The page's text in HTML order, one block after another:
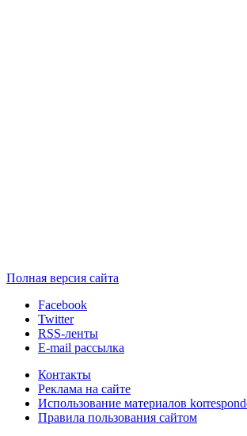
Полная версия сайта
Facebook
Twitter
RSS-ленты
E-mail рассылка
Контакты
Реклама на сайте
Использование материалов
Правила пользования сайтом